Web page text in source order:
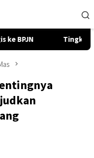
PT ADD Berkah